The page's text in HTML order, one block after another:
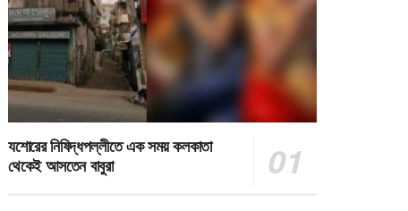
যশোরের নিষিদ্ধপল্লীতে এক সময় কলকাতা
থেকেই আসতেন বাবুরা